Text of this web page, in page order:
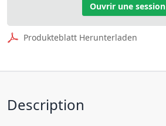
Ouvrir une session
Produkteblatt Herunterladen
Description